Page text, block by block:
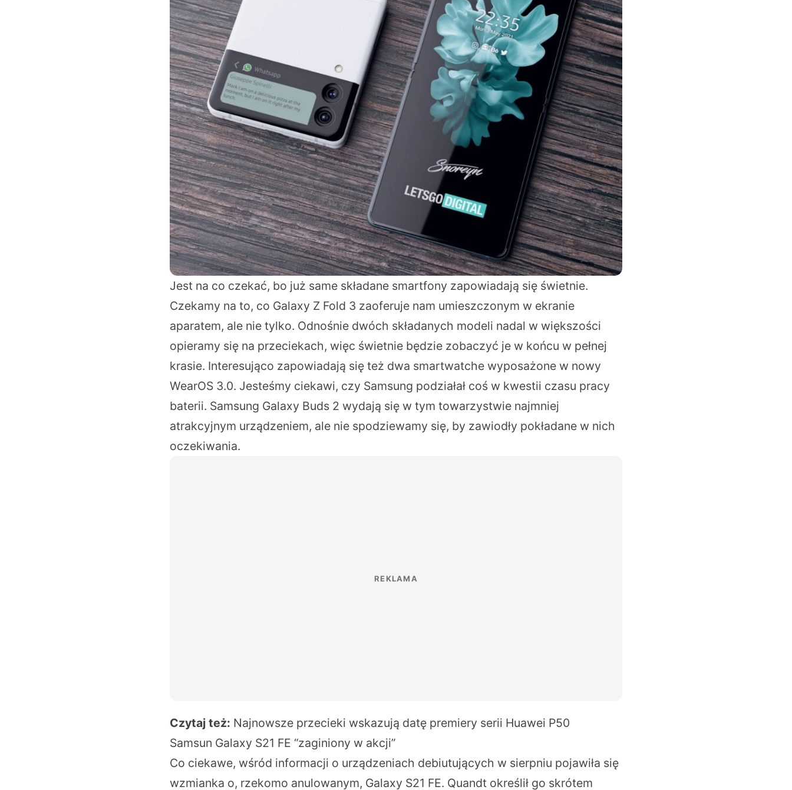
Jest na co czekać, bo już same składane smartfony zapowiadają się świetnie.
Czekamy na to, co Galaxy Z Fold 3 zaoferuje nam umieszczonym w ekranie
aparatem, ale nie tylko. Odnośnie dwóch składanych modeli nadal w większości
opieramy się na przeciekach, więc świetnie będzie zobaczyć je w końcu w pełnej
krasie. Interesująco zapowiadają się też dwa smartwatche wyposażone w nowy
WearOS 3.0. Jesteśmy ciekawi, czy Samsung podziałał coś w kwestii czasu pracy
baterii. Samsung Galaxy Buds 2 wydają się w tym towarzystwie najmniej
atrakcyjnym urządzeniem, ale nie spodziewamy się, by zawiodły pokładane w nich
oczekiwania.
Czytaj też: Najnowsze przecieki wskazują datę premiery serii Huawei P50
Samsun Galaxy S21 FE “zaginiony w akcji”
Co ciekawe, wśród informacji o urządzeniach debiutujących w sierpniu pojawiła się
wzmianka o, rzekomo anulowanym, Galaxy S21 FE. Quandt określił go skrótem